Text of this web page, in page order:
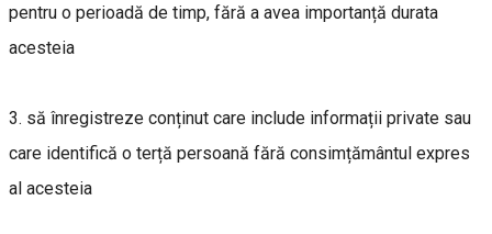
pentru o perioadă de timp, fără a avea importanță durata
acesteia
3. să înregistreze conținut care include informații private sau
care identifică o terță persoană fără consimțământul expres
al acesteia